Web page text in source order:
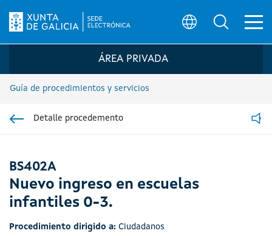
Logo de la Sede electrónica de la
ÁREA PRIVADA
Guía de procedimientos y servicios
Detalle procedemento
BS402A
Nuevo ingreso en escuelas
infantiles 0-3.
Procedimiento dirigido a: Ciudadanos